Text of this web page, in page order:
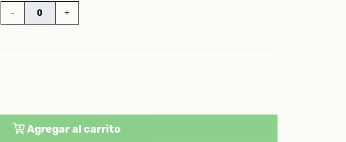
- +
Agregar al carrito